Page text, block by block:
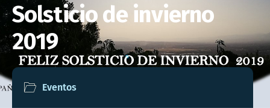
Solsticio de invierno
2019
Eventos